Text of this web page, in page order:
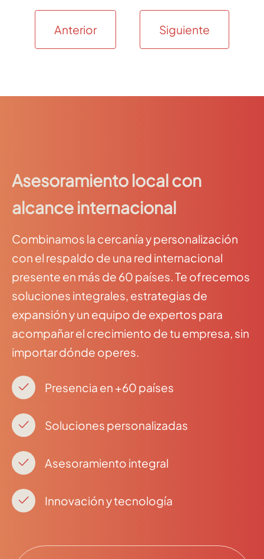
Anterior Siguiente
Asesoramiento local con
alcance internacional
Combinamos la cercanía y personalización
con el respaldo de una red internacional
presente en más de 60 países. Te ofrecemos
soluciones integrales, estrategias de
expansión y un equipo de expertos para
acompañar el crecimiento de tu empresa, sin
importar dónde operes.
Presencia en +60 países
Soluciones personalizadas
Asesoramiento integral
Innovación y tecnología